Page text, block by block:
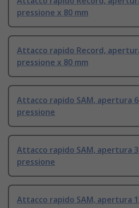
pressione x 80 mm
Attacco rapido Record,
pressione x 80 mm
Attacco rapido SAM, apertura
pressione
Attacco rapido SAM, apertura
pressione
Attacco rapido SAM, apertura